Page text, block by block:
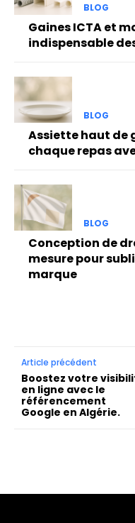
BLOG
Gaines ICTA et
indispensable
BLOG
Assiette haut de
chaque repas
BLOG
Conception de
mesure pour
marque
Article précédent
Boostez votre
en ligne avec le
référencement
Google en Algérie.